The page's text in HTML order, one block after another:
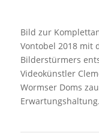
Bild zur
Vontobel 2018 mit
Bilderstürmers
Videokünstler
Wormser Doms